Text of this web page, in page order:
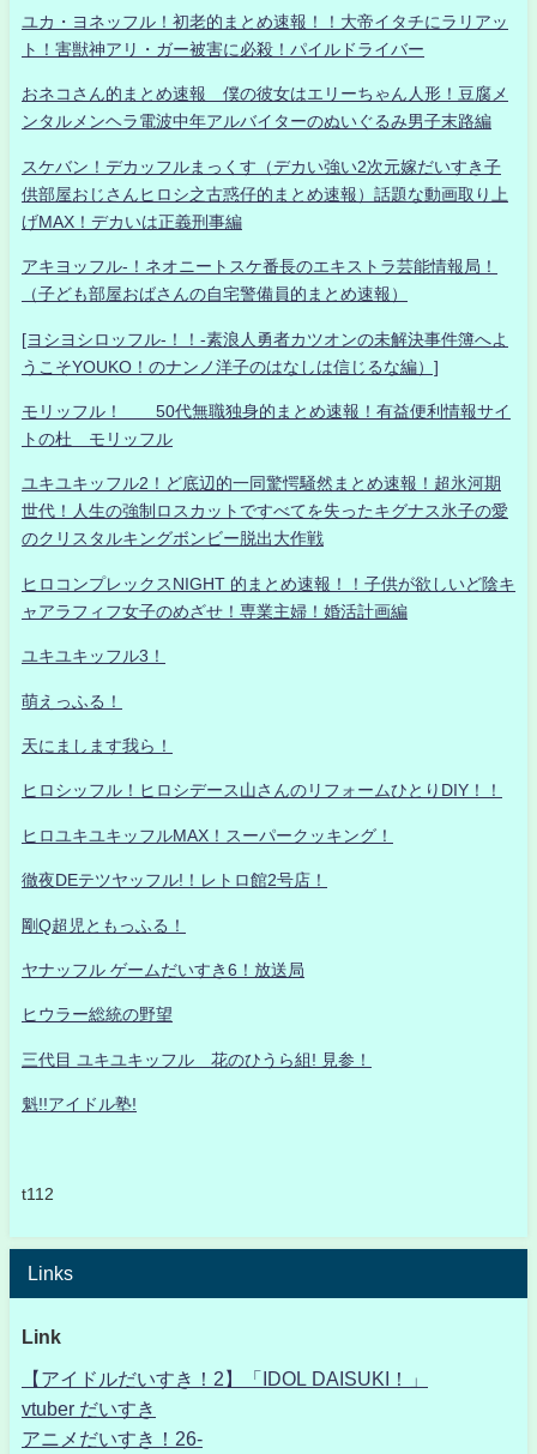
ユカ・ヨネッフル！初老的まとめ速報！！大帝イタチにラリアッ
ト！害獣神アリ・ガー被害に必殺！パイルドライバー
おネコさん的まとめ速報 僕の彼女はエリーちゃん人形！豆腐メ
ンタルメンヘラ電波中年アルバイターのぬいぐるみ男子末路編
スケバン！デカッフルまっくす（デカい強い2次元嫁だいすき子
供部屋おじさんヒロシ之古惑仔的まとめ速報）話題な動画取り上
げMAX！デカいは正義刑事編
アキヨッフル-！ネオニートスケ番長のエキストラ芸能情報局！
（子ども部屋おばさんの自宅警備員的まとめ速報）
[ヨシヨシロッフル-！！-素浪人勇者カツオンの未解決事件簿へよ
うこそYOUKO！のナンノ洋子のはなしは信じるな編）]
モリッフル！ 50代無職独身的まとめ速報！有益便利情報サイ
トの杜 モリッフル
ユキユキッフル2！ど底辺的一同驚愕騒然まとめ速報！超氷河期
世代！人生の強制ロスカットですべてを失ったキグナス氷子の愛
のクリスタルキングボンビー脱出大作戦
ヒロコンプレックスNIGHT 的まとめ速報！！子供が欲しいど陰キ
ャアラフィフ女子のめざせ！専業主婦！婚活計画編
ユキユキッフル3！
萌えっふる！
天にまします我ら！
ヒロシッフル！ヒロシデース山さんのリフォームひとりDIY！！
ヒロユキユキッフルMAX！スーパークッキング！
徹夜DEテツヤッフル!！レトロ館2号店！
剛Q超児ともっふる！
ヤナッフル ゲームだいすき6！放送局
ヒウラー総統の野望
三代目 ユキユキッフル 花のひうら組! 見参！
魁!!アイドル塾!
t112
Links
Link
【アイドルだいすき！2】「IDOL DAISUKI！」
vtuber だいすき
アニメだいすき！26-